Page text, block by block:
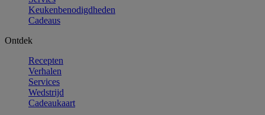
Keukenbenodigdheden
Cadeaus
Ontdek
Recepten
Verhalen
Services
Wedstrijd
Cadeaukaart